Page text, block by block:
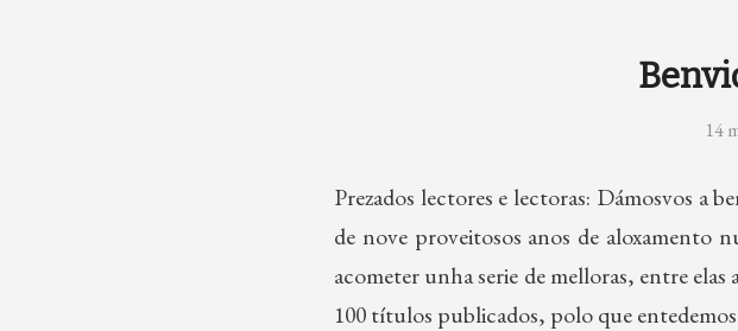
14
Prezados lectores e lectoras: Dámosvos a
de nove proveitosos anos de aloxamento
acometer unha serie de melloras, entre
100 títulos publicados, polo que